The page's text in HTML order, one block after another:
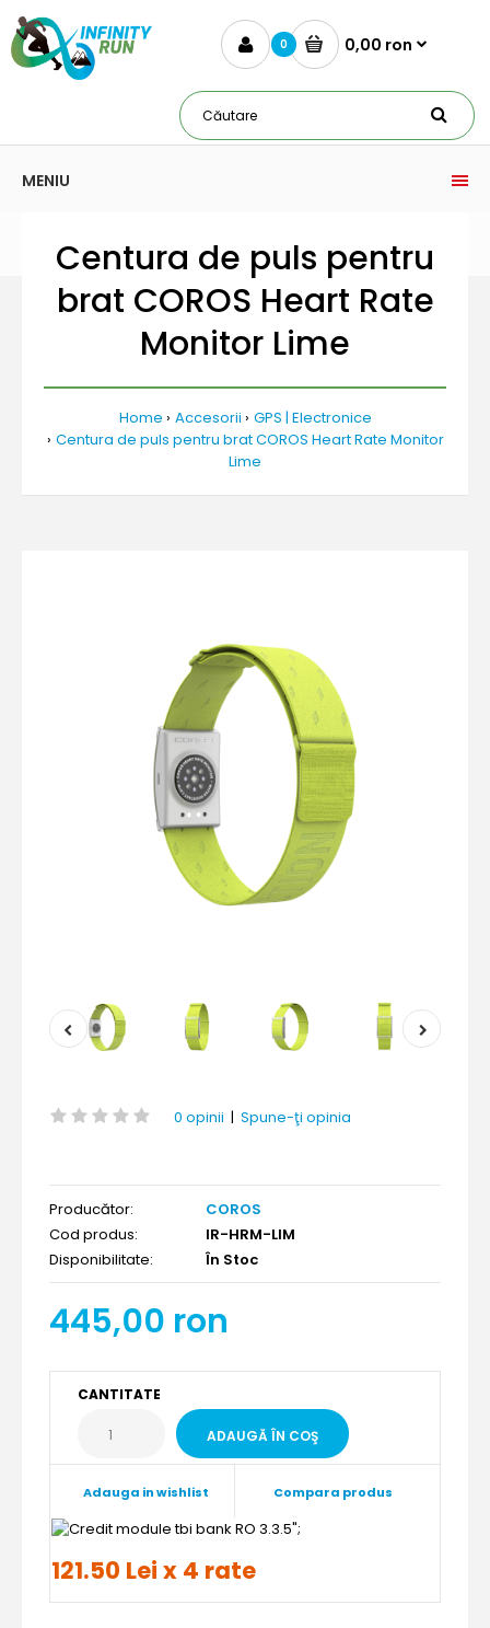
0 0,00 ron
MENIU
Centura de puls pentru
brat COROS Heart Rate
Monitor Lime
Home Accesorii
GPS | Electronice
Centura de puls pentru brat COROS Heart Rate Monitor
Lime
0 opinii | Spune-ţi opinia
Producător:
COROS
Cod produs:
IR-HRM-LIM
Disponibilitate:
În Stoc
445,00 ron
CANTITATE
Adauga in wishlist Compara produs
";
121.50 Lei x 4 rate